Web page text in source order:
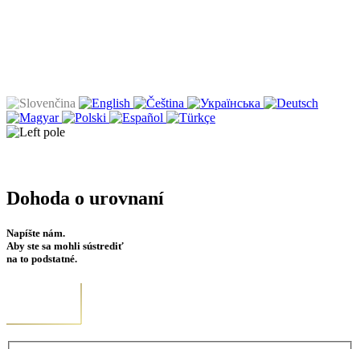
Dohoda o urovnaní
Napíšte nám.
Aby ste sa mohli sústrediť
na to podstatné.